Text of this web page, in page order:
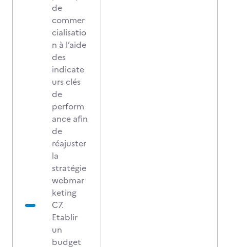
de
commer
cialisatio
n à l’aide
des
indicate
urs clés
de
perform
ance afin
de
réajuster
la
stratégie
webmar
keting
C7.
Etablir
un
budget